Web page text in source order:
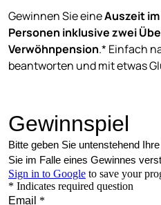
Gewinnen Sie eineAuszeit
Personen inklusive zwei
Verwöhnpension.* Einfach
beantworten und mit etwas